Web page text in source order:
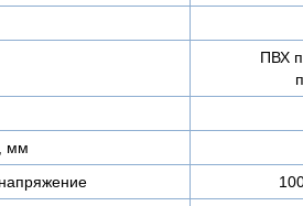
ПВХ
мм